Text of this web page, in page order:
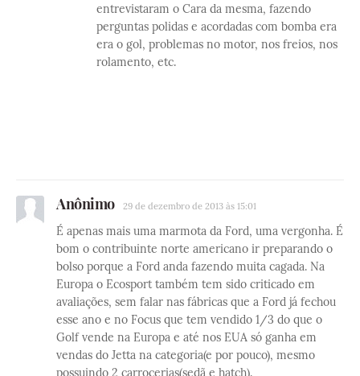
entrevistaram o Cara da mesma, fazendo
perguntas polidas e acordadas com bomba era
era o gol, problemas no motor, nos freios, nos
rolamento, etc.
Anônimo 29 de dezembro de 2013 às 15:01
É apenas mais uma marmota da Ford, uma vergonha. É
bom o contribuinte norte americano ir preparando o
bolso porque a Ford anda fazendo muita cagada. Na
Europa o Ecosport também tem sido criticado em
avaliações, sem falar nas fábricas que a Ford já fechou
esse ano e no Focus que tem vendido 1/3 do que o
Golf vende na Europa e até nos EUA só ganha em
vendas do Jetta na categoria(e por pouco), mesmo
possuindo 2 carrocerias(sedã e hatch).